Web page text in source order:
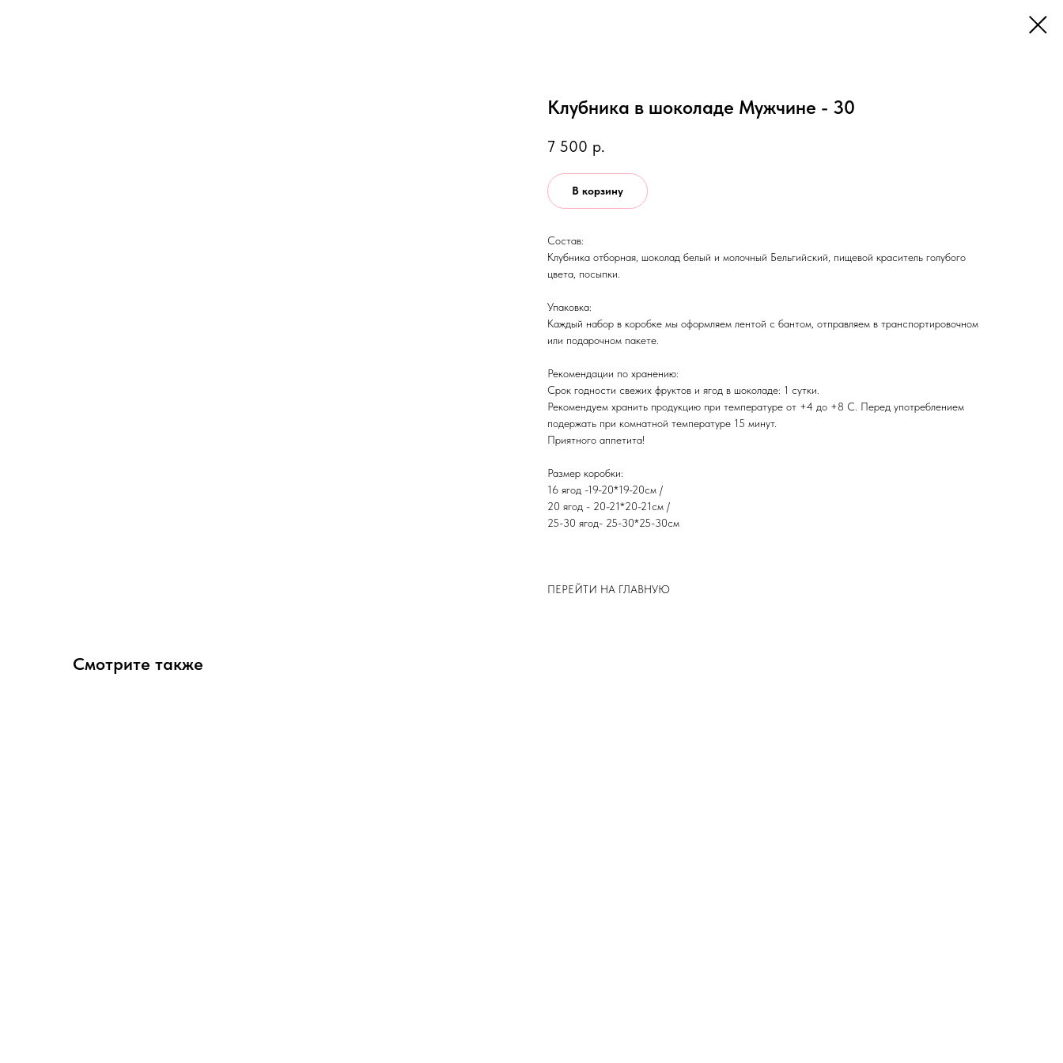
Клубника в шоколаде Мужчине - 30
7 500 р.
В корзину
Состав:
Клубника отборная, шоколад белый и молочный Бельгийский, пищевой краситель голубого
цвета, посыпки.
Упаковка:
Каждый набор в коробке мы оформляем лентой с бантом, отправляем в транспортировочном
или подарочном пакете.
Рекомендации по хранению:
Срок годности свежих фруктов и ягод в шоколаде: 1 сутки.
Рекомендуем хранить продукцию при температуре от +4 до +8 С. Перед употреблением
подержать при комнатной температуре 15 минут.
​Приятного аппетита!
Размер коробки:
16 ягод -19-20*19-20см /
20 ягод - 20-21*20-21см /
25-30 ягод- 25-30*25-30см
ПЕРЕЙТИ НА ГЛАВНУЮ
Смотрите также